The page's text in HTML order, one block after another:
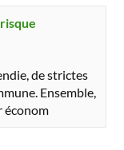
de strictes
Ensemble,
économ